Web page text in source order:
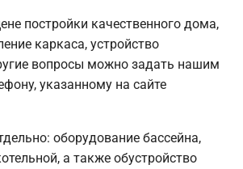
постройки качественного дома,
каркаса, устройство
вопросы можно задать нашим
указанному на сайте
оборудование бассейна,
а также обустройство